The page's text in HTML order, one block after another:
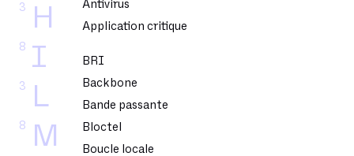
H
3
I
8
L
3
M
8
Antivirus
Application critique
BRI
Backbone
Bande passante
Bloctel
Boucle locale